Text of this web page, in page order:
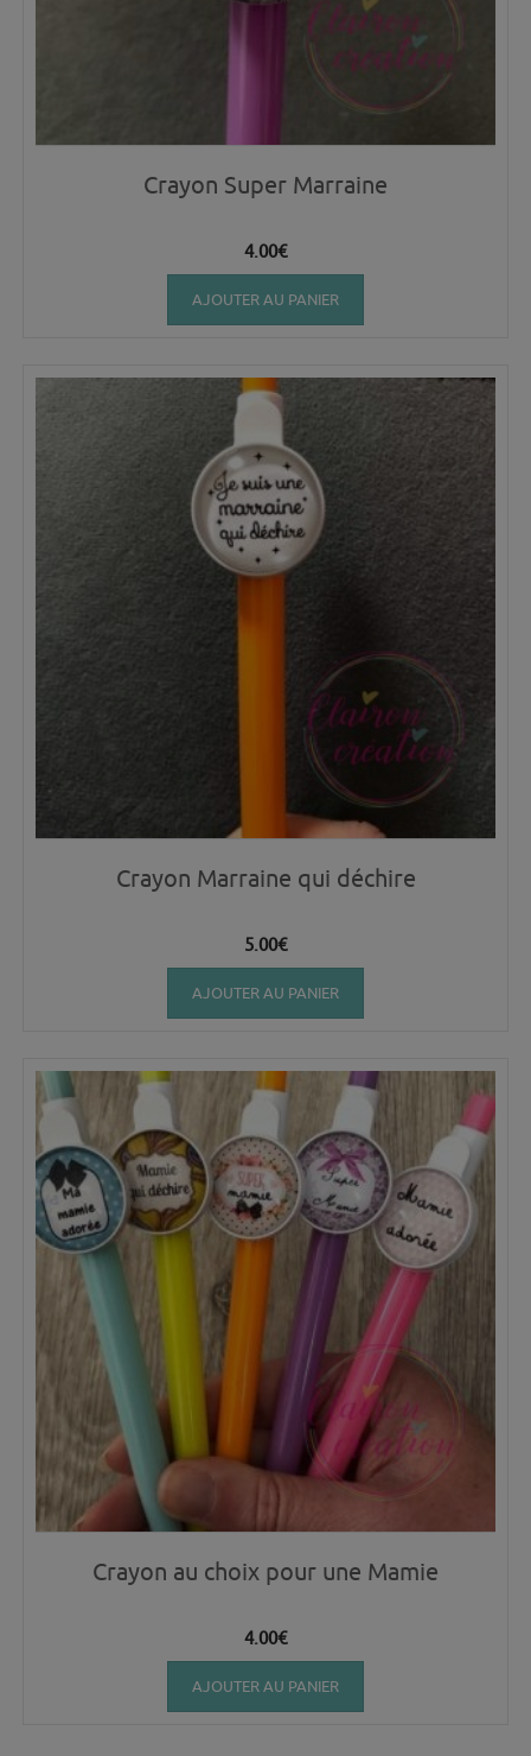
Crayon Super Marraine
4.00€
AJOUTER AU PANIER
Crayon Marraine qui déchire
5.00€
AJOUTER AU PANIER
Crayon au choix pour une Mamie
4.00€
AJOUTER AU PANIER